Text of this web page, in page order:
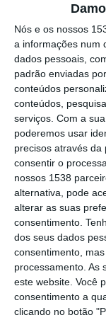
Nós e os nossos
a informações num
dados pessoais,
padrão enviadas
conteúdos
conteúdos,
serviços. Com a
poderemos usar
precisos através da
consentir o
nossos 1538
alternativa, pode
alterar as suas
consentimento.
dos seus dados
consentimento,
processamento. As
este website. Você
consentimento a
clicando no botão
Acordo de
conducentes
Rua de S.
de criar
locais
362, nesta
atravessa
Esta
sequência de
Município de
de Portugal,
mil euros, e
realização da